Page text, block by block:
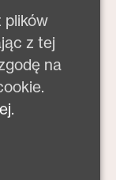
plików
z tej
na